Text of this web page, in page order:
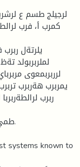
لرجيلج طسم ع
كمرب أ، فرب
يلرتةل ربرب
لملربربولد
لرربربمعوى
يمربرب هةربرب
ربرب
systems known to